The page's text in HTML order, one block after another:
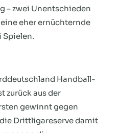
– zwei Unentschieden
eher ernüchternde
Spielen.
Handball-
zurück aus der
gewinnt gegen
Drittligareserve damit